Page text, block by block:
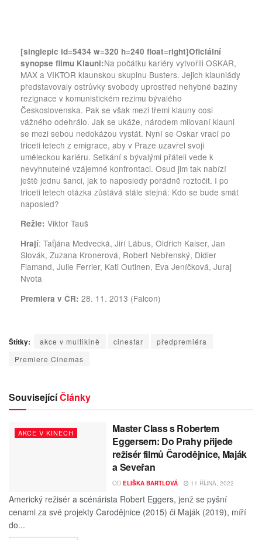
[singlepic id=5434 w=320 h=240 float=right]Oficiální
synopse filmu Klauni:Na počátku kariéry vytvořili OSKAR,
MAX a VIKTOR klaunskou skupinu Busters. Jejich klauniády
představovaly ostrůvky svobody uprostřed nehybné bažiny
rezignace v komunistickém režimu bývalého
Československa. Pak se však mezi třemi klauny cosi
vážného odehrálo. Jak se ukáže, národem milovaní klauni
se mezi sebou nedokážou vystát. Nyní se Oskar vrací po
třiceti letech z emigrace, aby v Praze uzavřel svoji
uměleckou kariéru. Setkání s bývalými přáteli vede k
nevyhnutelné vzájemné konfrontaci. Osud jim tak nabízí
ještě jednu šanci, jak to naposledy pořádně roztočit. I po
třiceti letech otázka zůstává stále stejná: Kdo se bude smát
naposled?
Režie: Viktor Tauš
Hrají: Taťjána Medvecká, Jiří Lábus, Oldřich Kaiser, Jan
Slovák, Zuzana Kronerová, Robert Nebřenský, Didier
Flamand, Julie Ferrier, Kati Outinen, Eva Jeníčková, Juraj
Nvota
Premiera v ČR: 28. 11. 2013 (Falcon)
Štítky: akce v multikině cinestar
předpremiéra
Premiere Cinemas
SouvisejícíČlánky
AKCE V KINECH
Master Class s Robertem
Eggersem: Do Prahy přijede
režisér filmů Čarodějnice, Maják
a Seveřan
OD ELIŠKA BARTLOVÁ 11 ŘÍJNA, 2022
Americký režisér a scénárista Robert Eggers, jenž se pyšní
cenami za své projekty Čarodějnice (2015) či Maják (2019), míří
do...